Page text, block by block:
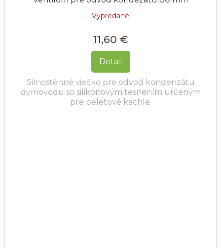
Vypredané
11,60 €
Detail
Silnostěnné viečko pre odvod kondenzátu
dymovodu so silikonovým tesnením určeným
pre peletové kachle.